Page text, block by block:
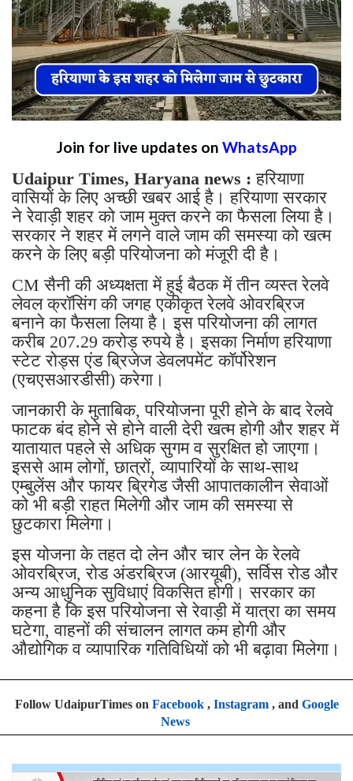
Join for live updates on WhatsApp
Udaipur Times, Haryana news : हरियाणा
वासियों के लिए अच्छी खबर आई है। हरियाणा सरकार
ने रेवाड़ी शहर को जाम मुक्त करने का फैसला लिया है।
सरकार ने शहर में लगने वाले जाम की समस्या को खत्म
करने के लिए बड़ी परियोजना को मंजूरी दी है।
CM सैनी की अध्यक्षता में हुई बैठक में तीन व्यस्त रेलवे
लेवल क्रॉसिंग की जगह एकीकृत रेलवे ओवरब्रिज
बनाने का फैसला लिया है। इस परियोजना की लागत
करीब 207.29 करोड़ रुपये है। इसका निर्माण हरियाणा
स्टेट रोड्स एंड ब्रिजेज डेवलपमेंट कॉर्पोरेशन
(एचएसआरडीसी) करेगा।
जानकारी के मुताबिक, परियोजना पूरी होने के बाद रेलवे
फाटक बंद होने से होने वाली देरी खत्म होगी और शहर में
यातायात पहले से अधिक सुगम व सुरक्षित हो जाएगा।
इससे आम लोगों, छात्रों, व्यापारियों के साथ-साथ
एम्बुलेंस और फायर ब्रिगेड जैसी आपातकालीन सेवाओं
को भी बड़ी राहत मिलेगी और जाम की समस्या से
छुटकारा मिलेगा।
इस योजना के तहत दो लेन और चार लेन के रेलवे
ओवरब्रिज, रोड अंडरब्रिज (आरयूबी), सर्विस रोड और
अन्य आधुनिक सुविधाएं विकसित होगी। सरकार का
कहना है कि इस परियोजना से रेवाड़ी में यात्रा का समय
घटेगा, वाहनों की संचालन लागत कम होगी और
औद्योगिक व व्यापारिक गतिविधियों को भी बढ़ावा मिलेगा।
Follow UdaipurTimes on Facebook, Instagram, and Google
News